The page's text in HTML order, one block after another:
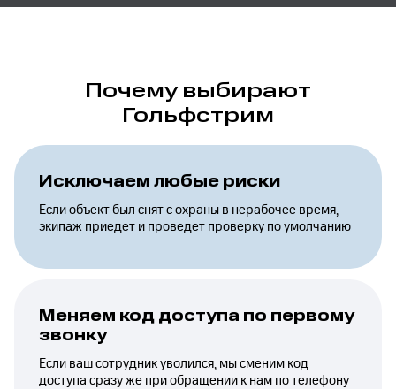
Почему выбирают
Гольфстрим
Исключаем любые риски
Если объект был снят с охраны в нерабочее время,
экипаж приедет и проведет проверку по умолчанию
Меняем код доступа по первому
звонку
Если ваш сотрудник уволился, мы сменим код
доступа сразу же при обращении к нам по телефону